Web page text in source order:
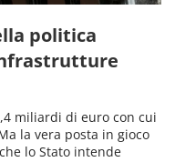
politica
miliardi di euro con cui
la vera posta in gioco
lo Stato intende